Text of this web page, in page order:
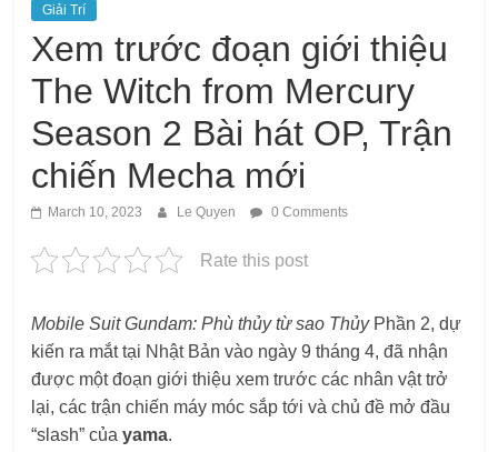
Giải Trí
Xem trước đoạn giới thiệu
The Witch from Mercury
Season 2 Bài hát OP, Trận
chiến Mecha mới
March 10, 2023 Le Quyen 0 Comments
Rate this post
Mobile Suit Gundam: Phù thủy từ sao Thủy Phần 2, dự
kiến ​​ra mắt tại Nhật Bản vào ngày 9 tháng 4, đã nhận
được một đoạn giới thiệu xem trước các nhân vật trở
lại, các trận chiến máy móc sắp tới và chủ đề mở đầu
“slash” củayama.